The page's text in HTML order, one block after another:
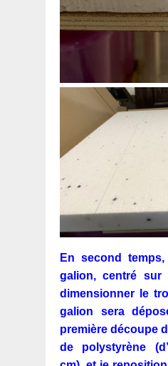
En second
galion, centré
dimensionner le
galion sera
première découpe
de polystyrène